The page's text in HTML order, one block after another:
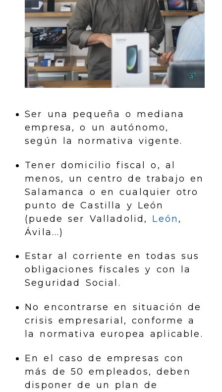
Ser una pequeña o mediana
empresa, o un autónomo,
según la normativa vigente.
Tener domicilio fiscal o, al
menos, un centro de trabajo en
Salamanca o en cualquier otro
punto de Castilla y León
(puede ser Valladolid, León ,
Ávila...)
Estar al corriente en todas sus
obligaciones fiscales y con la
Seguridad Social.
No encontrarse en situación de
crisis empresarial, conforme a
la normativa europea aplicable.
En el caso de empresas con
más de 50 empleados, deben
disponer de un plan de